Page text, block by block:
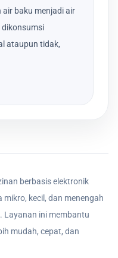
air baku menjadi air
dikonsumsi
ataupun tidak,
berbasis elektronik
kecil, dan menengah
Layanan ini membantu
mudah, cepat, dan